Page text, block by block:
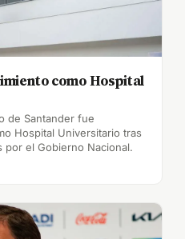
como Hospital
de Santander fue
Hospital Universitario tras
el Gobierno Nacional.